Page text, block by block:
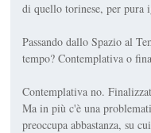
di quello torinese, per pura
Passando dallo Spazio al
tempo? Contemplativa o
Contemplativa no.
Ma in più c'è una
preoccupa abbastanza, su